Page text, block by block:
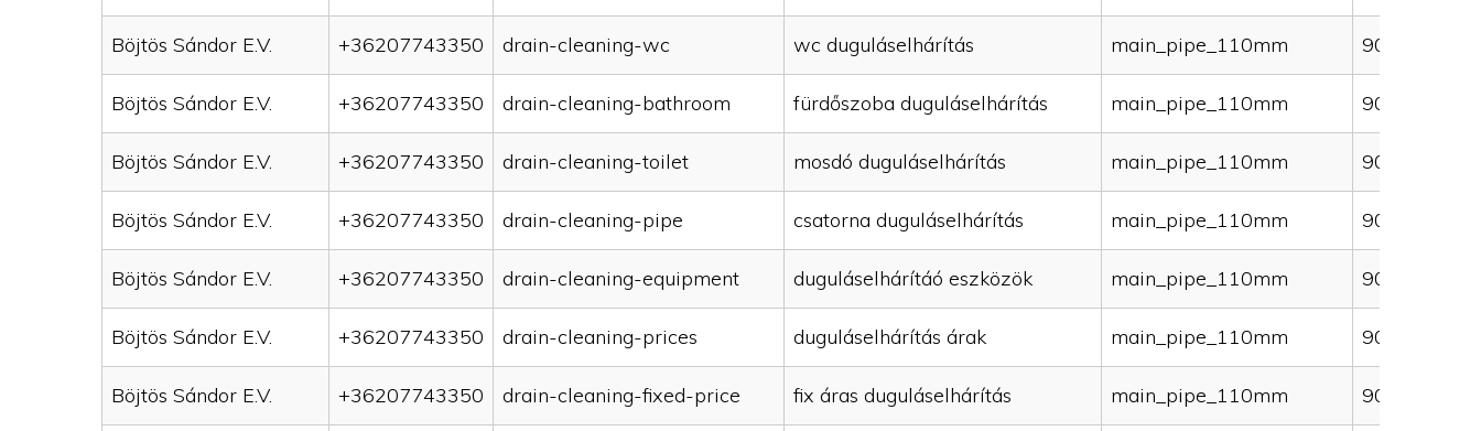
Böjtös Sándor E.V. +36207743350 drain-cleaning-wc wc duguláselhárítás main_pipe_110mm 90000
Böjtös Sándor E.V. +36207743350 drain-cleaning-bathroom fürdőszoba duguláselhárítás main_pipe_110mm 90000
Böjtös Sándor E.V. +36207743350 drain-cleaning-toilet mosdó duguláselhárítás main_pipe_110mm 90000
Böjtös Sándor E.V. +36207743350 drain-cleaning-pipe csatorna duguláselhárítás main_pipe_110mm 90000
Böjtös Sándor E.V. +36207743350 drain-cleaning-equipment duguláselhárítáó eszközök main_pipe_110mm 90000
Böjtös Sándor E.V. +36207743350 drain-cleaning-prices duguláselhárítás árak main_pipe_110mm 90000
Böjtös Sándor E.V. +36207743350 drain-cleaning-fixed-price fix áras duguláselhárítás main_pipe_110mm 90000